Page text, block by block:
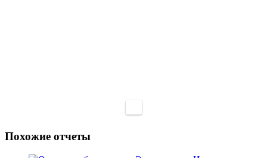
Похожие отчеты